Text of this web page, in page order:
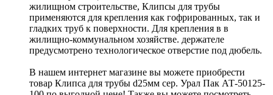
жилищном строительстве, Клипсы для трубы
применяются для крепления как гофрированных, так и
гладких труб к поверхности. Для крепления в в
жилищно-коммунальном хозяйстве. держателе
предусмотрено технологическое отверстие под дюбель.
В нашем интернет магазине вы можете приобрести
товар Клипса для трубы d25мм сер. Урал Пак АТ-50125-